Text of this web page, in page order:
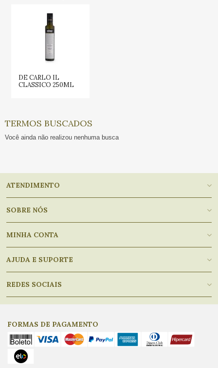
DE CARLO IL
CLASSICO 250ML
TERMOS BUSCADOS
Você ainda não realizou nenhuma busca
ATENDIMENTO
SOBRE NÓS
MINHA CONTA
AJUDA E SUPORTE
REDES SOCIAIS
FORMAS DE PAGAMENTO